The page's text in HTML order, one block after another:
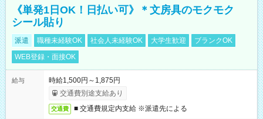
《単発1日OK！日払い可》＊文房具のモクモク
シール貼り
派遣 職種未経験OK 社会人未経験OK 大学生歓迎
ブランクOK
WEB登録・面接OK
給与
時給1,500円～1,875円
交通費別途支給あり
交通費 ■ 交通費規定内支給 ※派遣先による